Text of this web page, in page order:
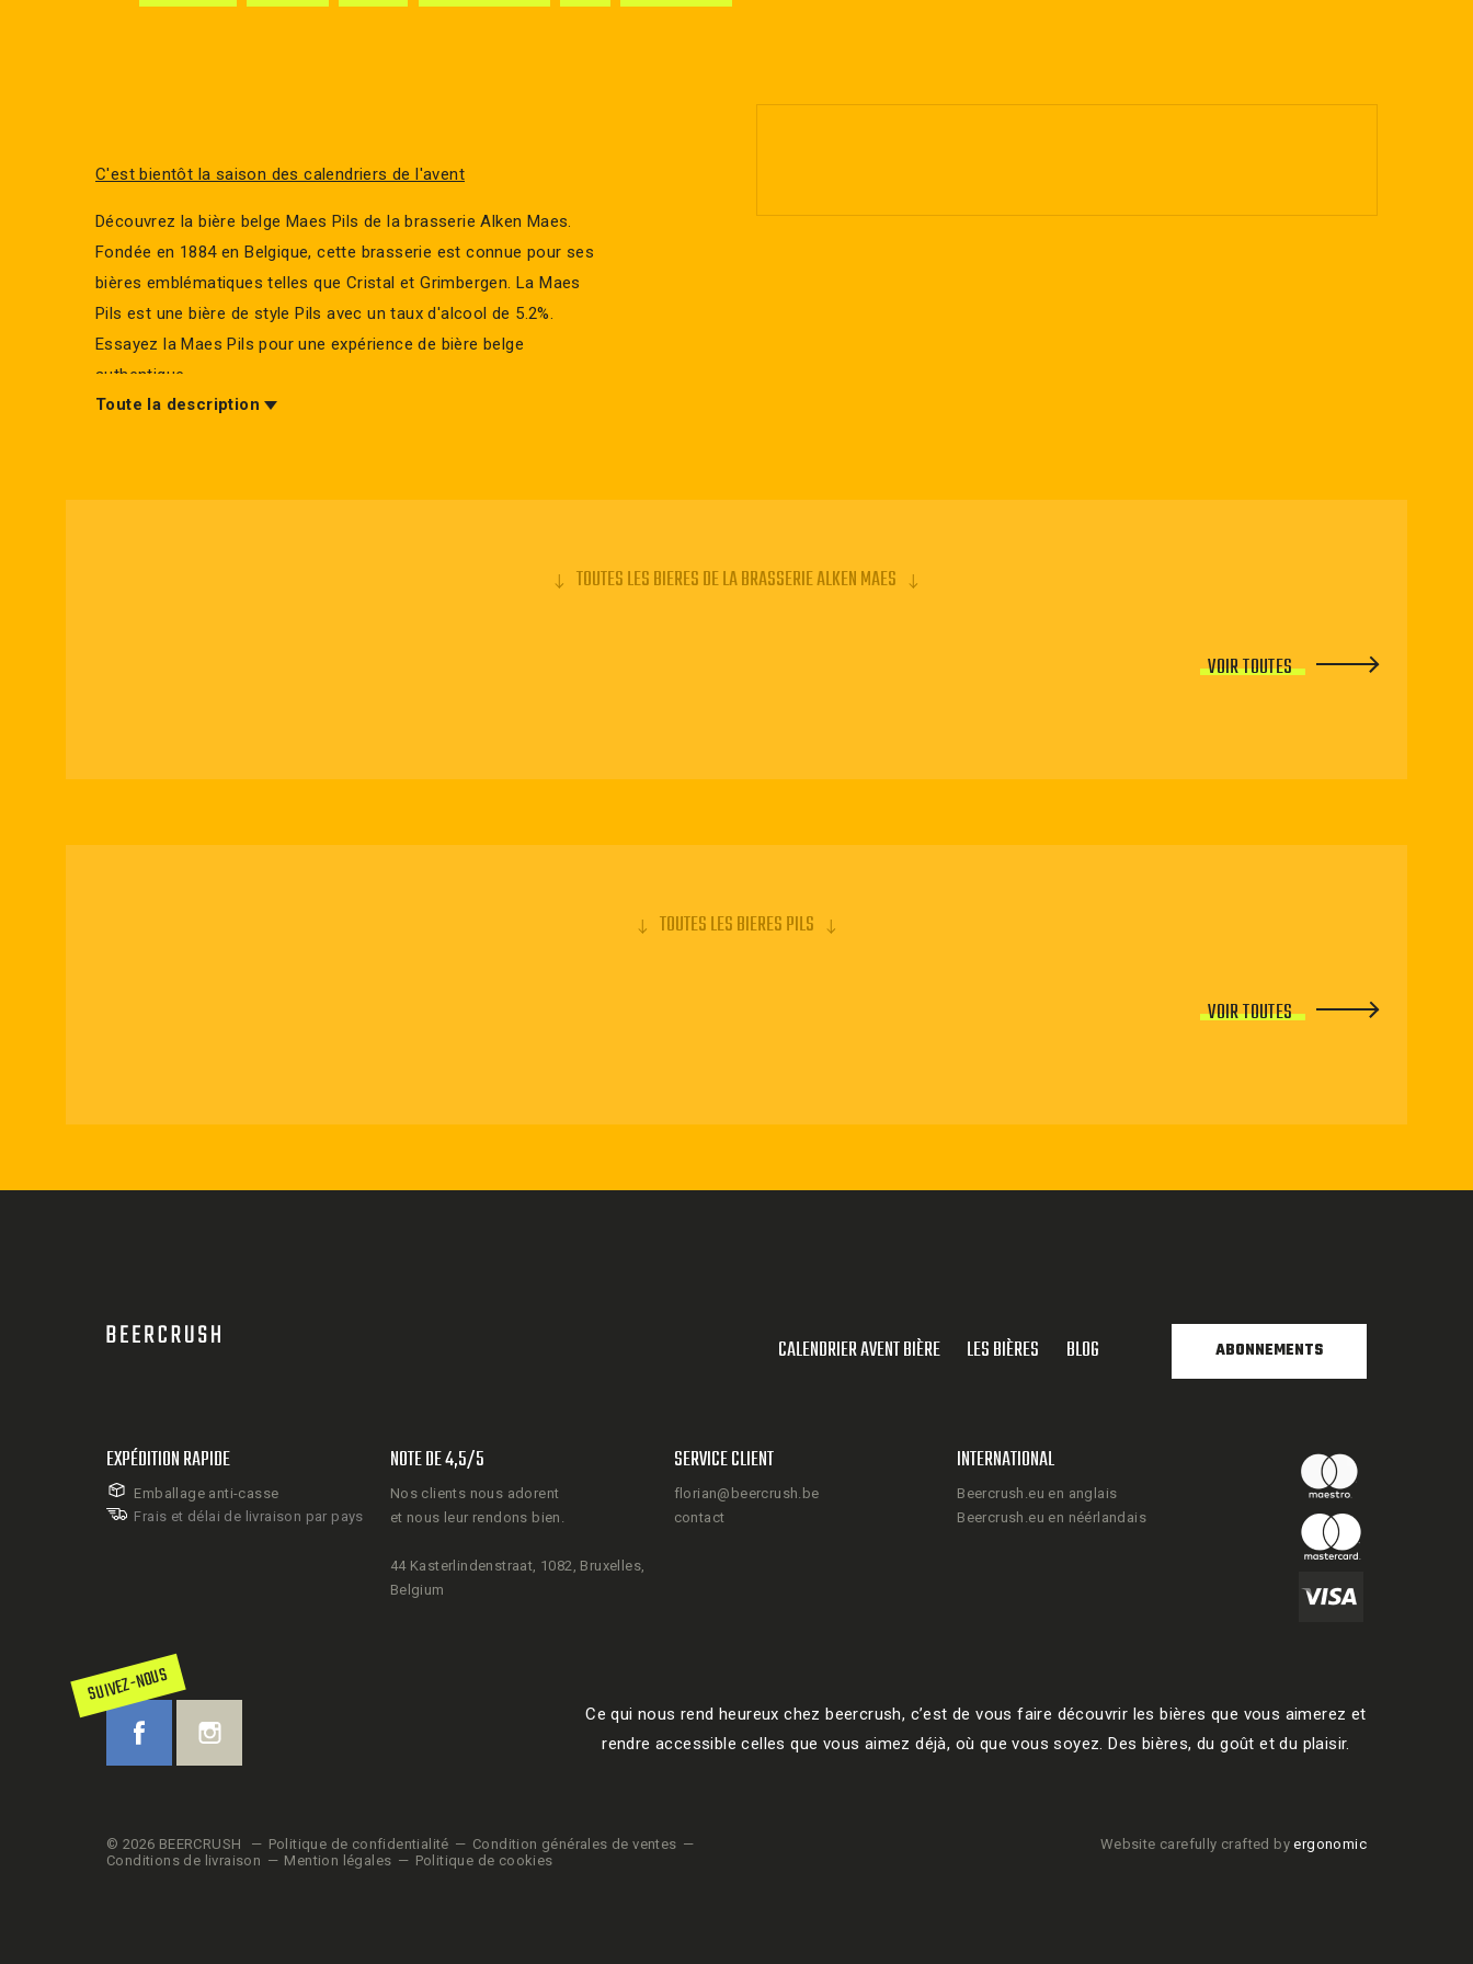
C'est bientôt la saison des calendriers de l'avent
Découvrez la bière belge Maes Pils de la brasserie Alken Maes.
Fondée en 1884 en Belgique, cette brasserie est connue pour ses
bières emblématiques telles que Cristal et Grimbergen. La Maes
Pils est une bière de style Pils avec un taux d'alcool de 5.2%.
Essayez la Maes Pils pour une expérience de bière belge
authentique.
Toute la description
TOUTES LES BIERES DE LA BRASSERIE ALKEN MAES
VOIR TOUTES
TOUTES LES BIERES PILS
VOIR TOUTES
CALENDRIER AVENT BIÈRE LES BIÈRES BLOG ABONNEMENTS
EXPÉDITION RAPIDE
Emballage anti-casse
Frais et délai de livraison par pays
NOTE DE 4,5/5
Nos clients nous adorent
et nous leur rendons bien.
44 Kasterlindenstraat, 1082, Bruxelles,
Belgium
SERVICE CLIENT
florian@beercrush.be
contact
INTERNATIONAL
Beercrush.eu en anglais
Beercrush.eu en néérlandais
SUIVEZ-NOUS
Ce qui nous rend heureux chez beercrush, c’est de vous faire découvrir les bières que vous aimerez et
rendre accessible celles que vous aimez déjà, où que vous soyez. Des bières, du goût et du plaisir.
© 2026 BEERCRUSH Politique de confidentialité
Condition générales de ventes
Conditions de livraison
Mention légales Politique de cookies
Website carefully crafted byergonomic